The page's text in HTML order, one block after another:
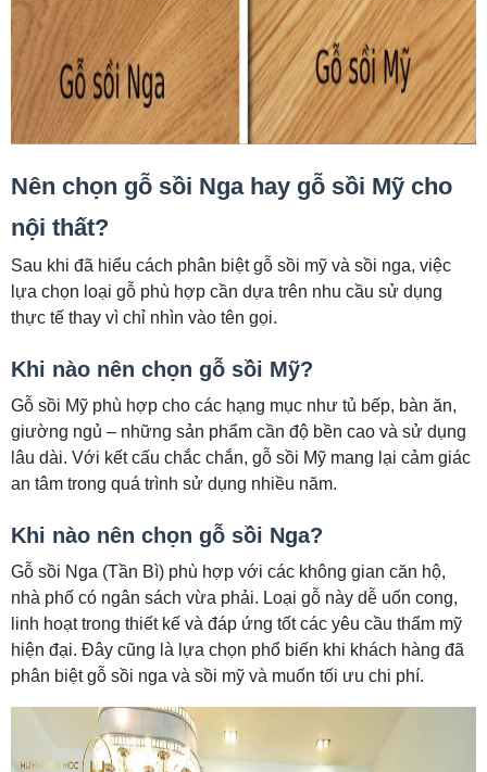
Nên chọn gỗ sồi Nga hay gỗ sồi Mỹ cho
nội thất?
Sau khi đã hiểu cách phân biệt gỗ sồi mỹ và sồi nga, việc
lựa chọn loại gỗ phù hợp cần dựa trên nhu cầu sử dụng
thực tế thay vì chỉ nhìn vào tên gọi.
Khi nào nên chọn gỗ sồi Mỹ?
Gỗ sồi Mỹ phù hợp cho các hạng mục như tủ bếp, bàn ăn,
giường ngủ – những sản phẩm cần độ bền cao và sử dụng
lâu dài. Với kết cấu chắc chắn, gỗ sồi Mỹ mang lại cảm giác
an tâm trong quá trình sử dụng nhiều năm.
Khi nào nên chọn gỗ sồi Nga?
Gỗ sồi Nga (Tần Bì) phù hợp với các không gian căn hộ,
nhà phố có ngân sách vừa phải. Loại gỗ này dễ uốn cong,
linh hoạt trong thiết kế và đáp ứng tốt các yêu cầu thẩm mỹ
hiện đại. Đây cũng là lựa chọn phổ biến khi khách hàng đã
phân biệt gỗ sồi nga và sồi mỹ và muốn tối ưu chi phí.